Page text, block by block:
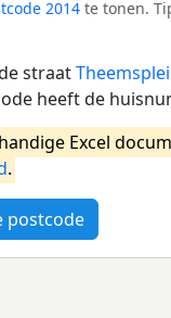
2014 te tonen.
straat
heeft de
Excel
.
postcode